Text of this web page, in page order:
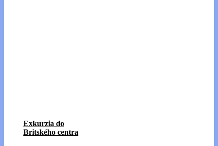
Exkurzia do
Britského centra